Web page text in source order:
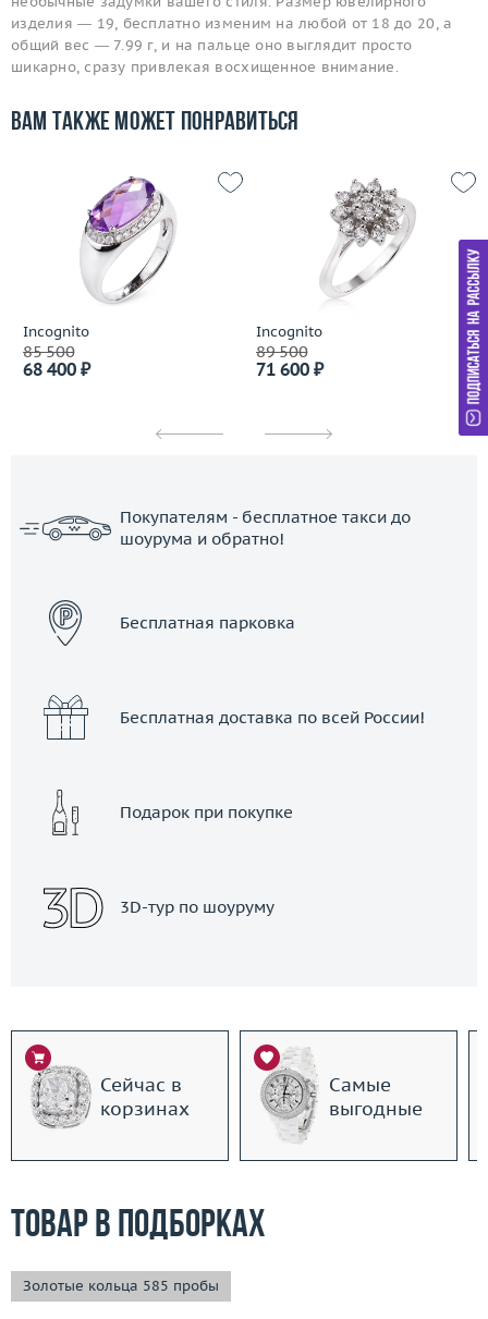
изделия — 19, бесплатно изменим на любой от 18 до 20, а
общий вес — 7.99 г, и на пальце оно выглядит просто
шикарно, сразу привлекая восхищенное внимание.
Вам также может понравиться
Incognito
85 500
68 400 ₽
Incognito
89 500
71 600 ₽
Покупателям - бесплатное такси до
шоурума и обратно!
Бесплатная парковка
Бесплатная доставка по всей России!
Подарок при покупке
3D-тур по шоуруму
Сейчас в
корзинах
Самые
выгодные
Товар в подборках
Золотые кольца 585 пробы